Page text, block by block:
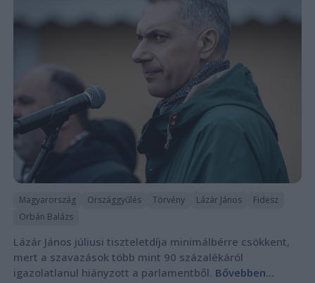
Magyarország Országgyűlés Törvény Lázár János
Fidesz
Orbán Balázs
Lázár János júliusi tiszteletdíja minimálbérre csökkent,
mert a szavazások több mint 90 százalékáról
igazolatlanul hiányzott a parlamentből. Bővebben...